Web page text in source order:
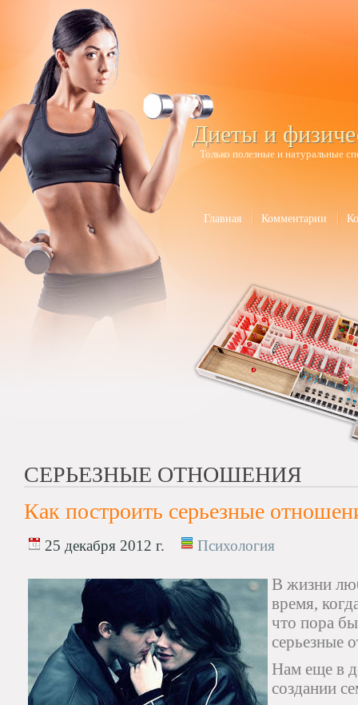
Диеты и
Только полезные и натуральные
Главная Комментарии
СЕРЬЕЗНЫЕ ОТНОШЕНИЯ
Как построить серьезные
25 декабря 2012 г. Психология
В жизни
время,
что пора бы
серьезные
Нам еще в
создании